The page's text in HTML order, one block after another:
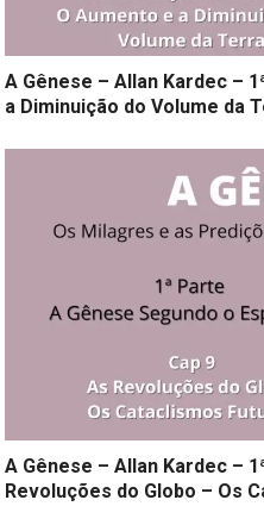
A Gênese – Allan Kardec –
a Diminuição do Volume da
A Gênese – Allan Kardec –
Revoluções do Globo – Os